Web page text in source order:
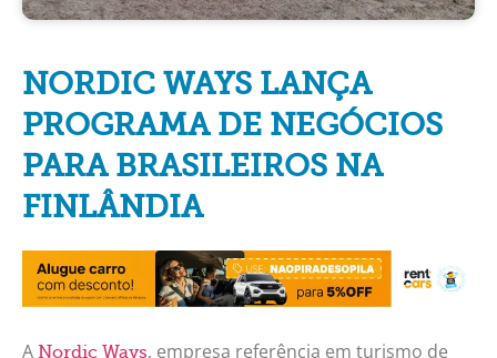
NORDIC WAYS LANÇA
PROGRAMA DE NEGÓCIOS
PARA BRASILEIROS NA
FINLÂNDIA
A Nordic Ways, empresa referência em turismo de